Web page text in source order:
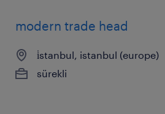
modern trade head
i̇stanbul, istanbul (europe)
sürekli